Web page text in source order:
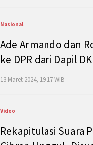
Nasional
Ade Armando dan
ke DPR dari Dapil
13 Maret 2024, 19:17 WIB
Video
Rekapitulasi Suara